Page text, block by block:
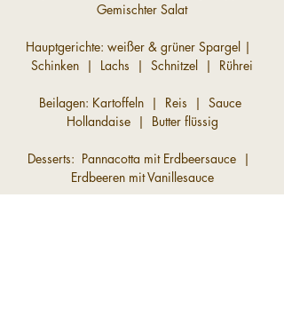
Gemischter Salat
Hauptgerichte: weißer & grüner Spargel |
Schinken  |  Lachs  |  Schnitzel  |  Rührei
Beilagen: Kartoffeln  |  Reis  |  Sauce
Hollandaise  |  Butter flüssig
Desserts:  Pannacotta mit Erdbeersauce  |
Erdbeeren mit Vanillesauce